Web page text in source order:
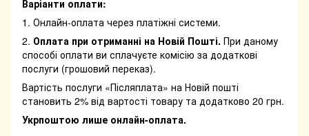
Варіанти оплати:
1. Онлайн-оплата через платіжні системи.
2. Оплата при отриманні на Новій Пошті. При даному
способі оплати ви сплачуєте комісію за додаткові
послуги (грошовий переказ).
Вартість послуги «Післяплата» на Новій пошті
становить 2% від вартості товару та додатково 20 грн.
Укрпоштою лише онлайн-оплата.